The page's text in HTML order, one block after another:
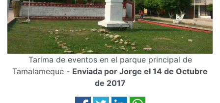
Tarima de eventos en el parque principal de
Tamalameque - Enviada por Jorge el 14 de Octubre
de 2017